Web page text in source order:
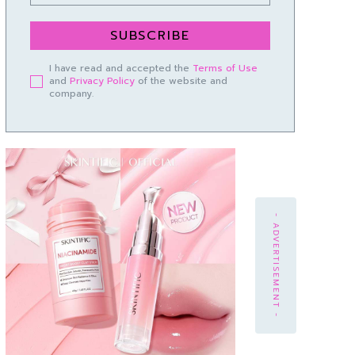
SUBSCRIBE
I have read and accepted the Terms of Use
and Privacy Policyof the website and
company.
- ADVERTISEMENT -